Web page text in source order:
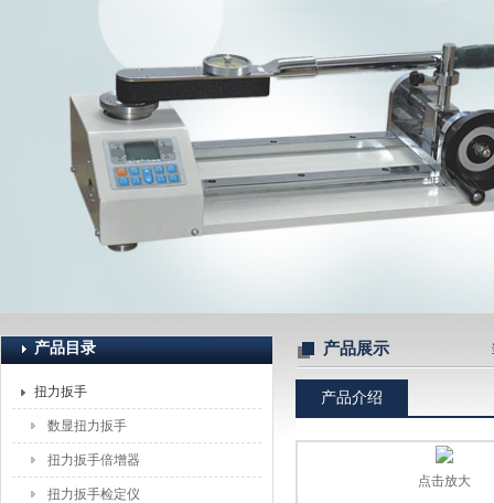
产品目录
扭力扳手
数显扭力扳手
扭力扳手倍增器
扭力扳手检定仪
产品展示
产品介绍
点击放大